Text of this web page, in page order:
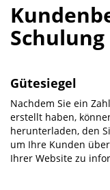
Schulung
Gütesiegel
Nachdem Sie ein
erstellt haben,
herunterladen, den
um Ihre Kunden
Ihrer Website zu